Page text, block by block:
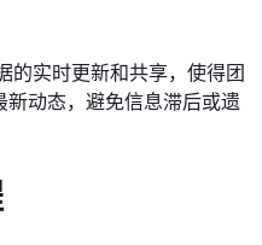
的实时更新和共享，使得团
新动态，避免信息滞后或遗